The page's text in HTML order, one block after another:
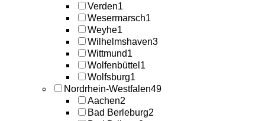
Verden1
Wesermarsch1
Weyhe1
Wilhelmshaven3
Wittmund1
Wolfenbüttel 1
Wolfsburg1
Nordrhein-Westfalen49
Aachen2
Bad Berleburg2